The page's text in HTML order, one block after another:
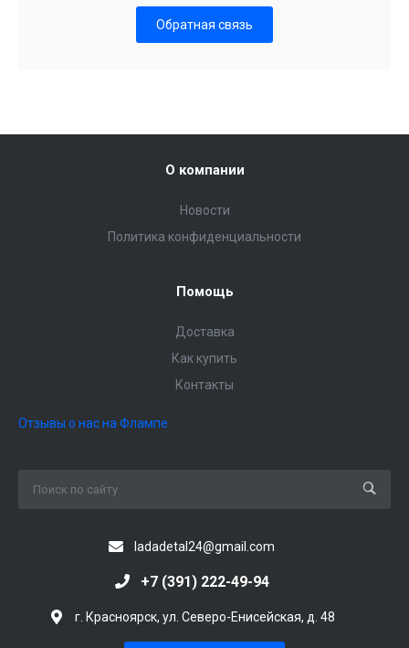
Обратная связь
О компании
Новости
Политика конфиденциальности
Помощь
Доставка
Как купить
Контакты
Отзывы о нас на Флампе
ladadetal24@gmail.com
+7 (391) 222-49-94
г. Красноярск, ул. Северо-Енисейская, д. 48